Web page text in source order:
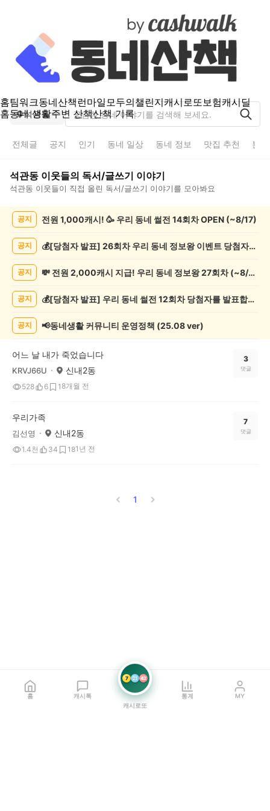
홈팀워크동네산책런마일모두의챌린지캐시로또보험캐시딜
홈동네 생활주변 산책산책 기록
석관동
전체글 공지 인기 동네 일상 동네 정보 맛집 추천 분
석관동 이웃들의 독서/글쓰기 이야기
석관동 이웃들이 직접 올린 독서/글쓰기 이야기를 모아봐요
목
공지 전원 1,000캐시! 🥳 우리 동네 썰전 14회차 OPEN (~8/17)
공지 💰[당첨자 발표] 26회차 우리 동네 정보왕 이벤트 당첨자를 발표합니다!
공지 💸 전원 2,000캐시 지급! 우리 동네 정보왕 27회차 (~8/10)
공지 💰[당첨자 발표] 우리 동네 썰전 12회차 당첨자를 발표합니다!
공지 📢동네생활 커뮤니티 운영정책 (25.08 ver)
어느 날 내가 죽었습니다
KRVJ66U 신내2동
528 6 1 8개월 전
3
댓글
우리가족
김선영 신내2동
1.4천 34 181년 전
7
댓글
1
홈 캐시톡
7 21 42
캐시로또
통계 MY